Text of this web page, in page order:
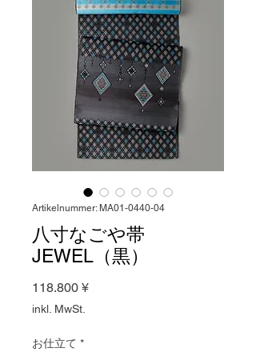
Artikelnummer: MA01-0440-04
八寸なごや帯
JEWEL（黒）
118.800 ¥Preis
inkl. MwSt.
お仕立て *